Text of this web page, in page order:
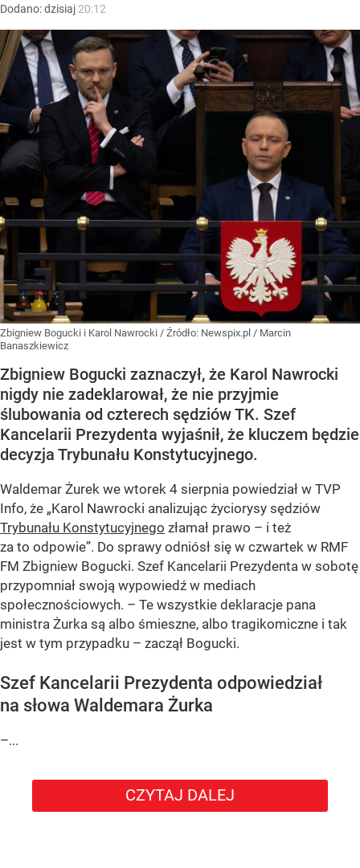
Dodano:dzisiaj 20:12
Zbigniew Bogucki i Karol Nawrocki / Źródło: Newspix.pl / Marcin
Banaszkiewicz
Zbigniew Bogucki zaznaczył, że Karol Nawrocki
nigdy nie zadeklarował, że nie przyjmie
ślubowania od czterech sędziów TK. Szef
Kancelarii Prezydenta wyjaśnił, że kluczem będzie
decyzja Trybunału Konstytucyjnego.
Waldemar Żurek we wtorek 4 sierpnia powiedział w TVP
Info, że „Karol Nawrocki analizując życiorysy sędziów
Trybunału Konstytucyjnego złamał prawo – i też
za to odpowie”. Do sprawy odniósł się w czwartek w RMF
FM Zbigniew Bogucki. Szef Kancelarii Prezydenta w sobotę
przypomniał swoją wypowiedź w mediach
społecznościowych. – Te wszystkie deklaracje pana
ministra Żurka są albo śmieszne, albo tragikomiczne i tak
jest w tym przypadku – zaczął Bogucki.
Szef Kancelarii Prezydenta odpowiedział
na słowa Waldemara Żurka
–...
CZYTAJ DALEJ